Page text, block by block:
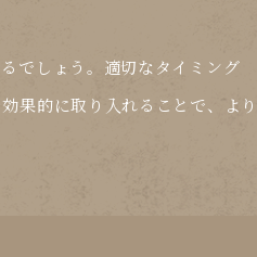
でしょう。適切なタイミング
果的に取り入れることで、より